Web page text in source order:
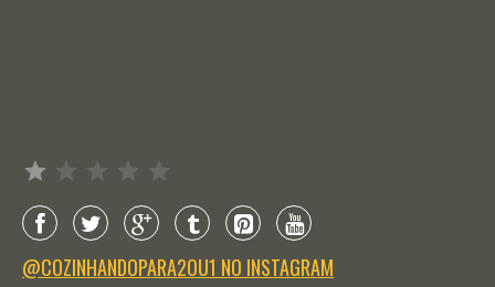
@COZINHANDOPARA2OU1 NO INSTAGRAM